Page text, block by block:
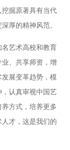
掘原著具有当代
厚的精神风范。
艺术高校和教育
、共享师资，增
展变革趋势，模
认真审视中国艺
方式，培养更多
才，这是我们的